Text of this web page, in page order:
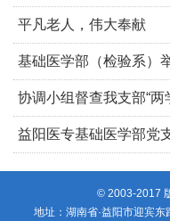
部开展深入贯彻中央八
平凡老人，伟大奉献
基础医学部（检验系）
协调小组督查我支部“两
益阳医专基础医学部党
© 2003-2017
地址：湖南省·益阳市迎宾